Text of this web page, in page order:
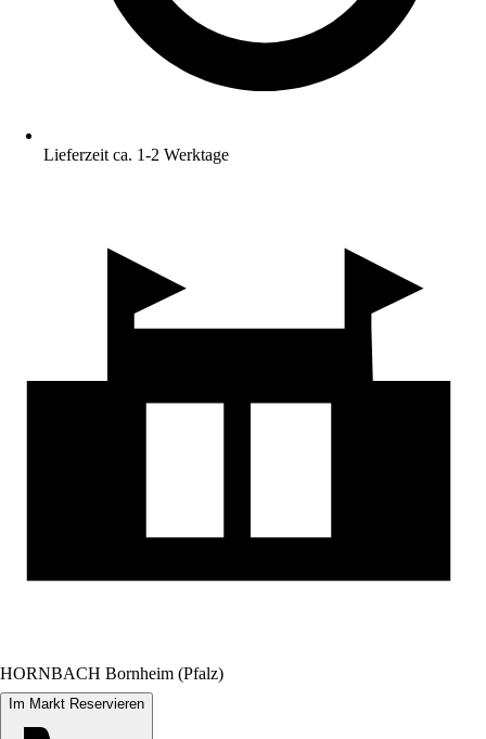
Lieferzeit ca. 1-2 Werktage
HORNBACH Bornheim (Pfalz)
Im Markt Reservieren